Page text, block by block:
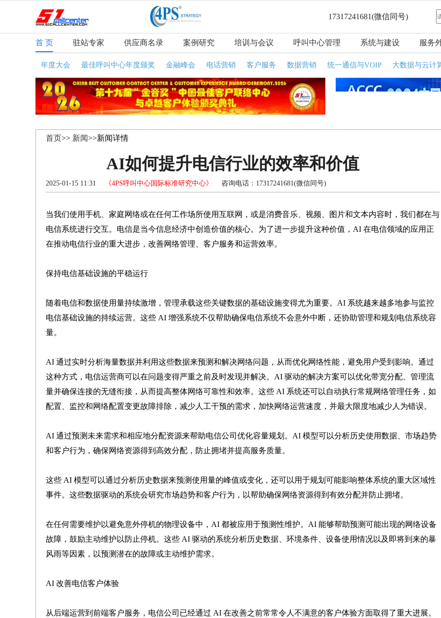
17317241681(微信同号)
首 页 驻站专家 供应商名录 案例研究 培训与会议 呼叫中心管理 系统与建设 服务
年度大会 最佳呼叫中心年度颁奖 金融峰会 电话营销 客户服务 数据营销 统一通信与VOIP 大数据与云计
首页>> 新闻>>新闻详情
AI如何提升电信行业的效率和价值
2025-01-15 11:31 《4PS呼叫中心国际标准研究中心》 咨询电话：17317241681(微信同号)
当我们使用手机、家庭网络或在任何工作场所使用互联网，或是消费音乐、视频、图片和文本内容时，我们都在与
电信系统进行交互。电信是当今信息经济中创造价值的核心。为了进一步提升这种价值，AI 在电信领域的应用正
在推动电信行业的重大进步，改善网络管理、客户服务和运营效率。
保持电信基础设施的平稳运行
随着电信和数据使用量持续激增，管理承载这些关键数据的基础设施变得尤为重要。AI 系统越来越多地参与监控
电信基础设施的持续运营。这些 AI 增强系统不仅帮助确保电信系统不会意外中断，还协助管理和规划电信系统容
量。
AI 通过实时分析海量数据并利用这些数据来预测和解决网络问题，从而优化网络性能，避免用户受到影响。通过
这种方式，电信运营商可以在问题变得严重之前及时发现并解决。AI 驱动的解决方案可以优化带宽分配、管理流
量并确保连接的无缝衔接，从而提高整体网络可靠性和效率。这些 AI 系统还可以自动执行常规网络管理任务，如
配置、监控和网络配置变更故障排除，减少人工干预的需求，加快网络运营速度，并最大限度地减少人为错误。
AI 通过预测未来需求和相应地分配资源来帮助电信公司优化容量规划。AI 模型可以分析历史使用数据、市场趋势
和客户行为，确保网络资源得到高效分配，防止拥堵并提高服务质量。
这些 AI 模型可以通过分析历史数据来预测使用量的峰值或变化，还可以用于规划可能影响整体系统的重大区域性
事件。这些数据驱动的系统会研究市场趋势和客户行为，以帮助确保网络资源得到有效分配并防止拥堵。
在任何需要维护以避免意外停机的物理设备中，AI 都被应用于预测性维护。AI 能够帮助预测可能出现的网络设备
故障，鼓励主动维护以防止停机。这些 AI 驱动的系统分析历史数据、环境条件、设备使用情况以及即将到来的暴
风雨等因素，以预测潜在的故障或主动维护需求。
AI 改善电信客户体验
从后端运营到前端客户服务，电信公司已经通过 AI 在改善之前常常令人不满意的客户体验方面取得了重大进展。